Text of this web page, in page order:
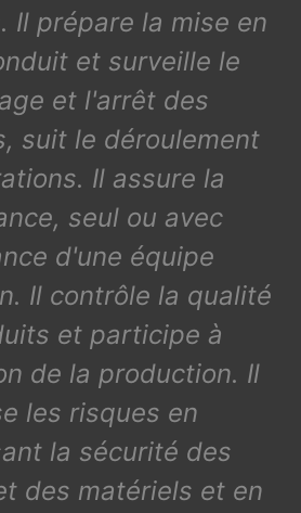
Il prépare la mise en
et surveille le
et l'arrêt des
suit le déroulement
Il assure la
seul ou avec
d'une équipe
Il contrôle la qualité
et participe à
de la production. Il
les risques en
la sécurité des
des matériels et en